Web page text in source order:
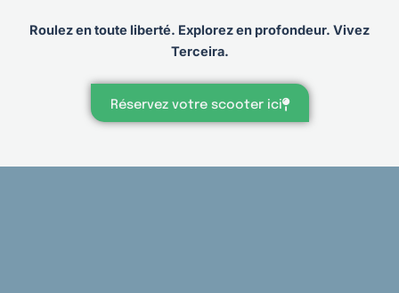
Roulez en toute liberté. Explorez en profondeur. Vivez
Terceira.
Réservez votre scooter ici